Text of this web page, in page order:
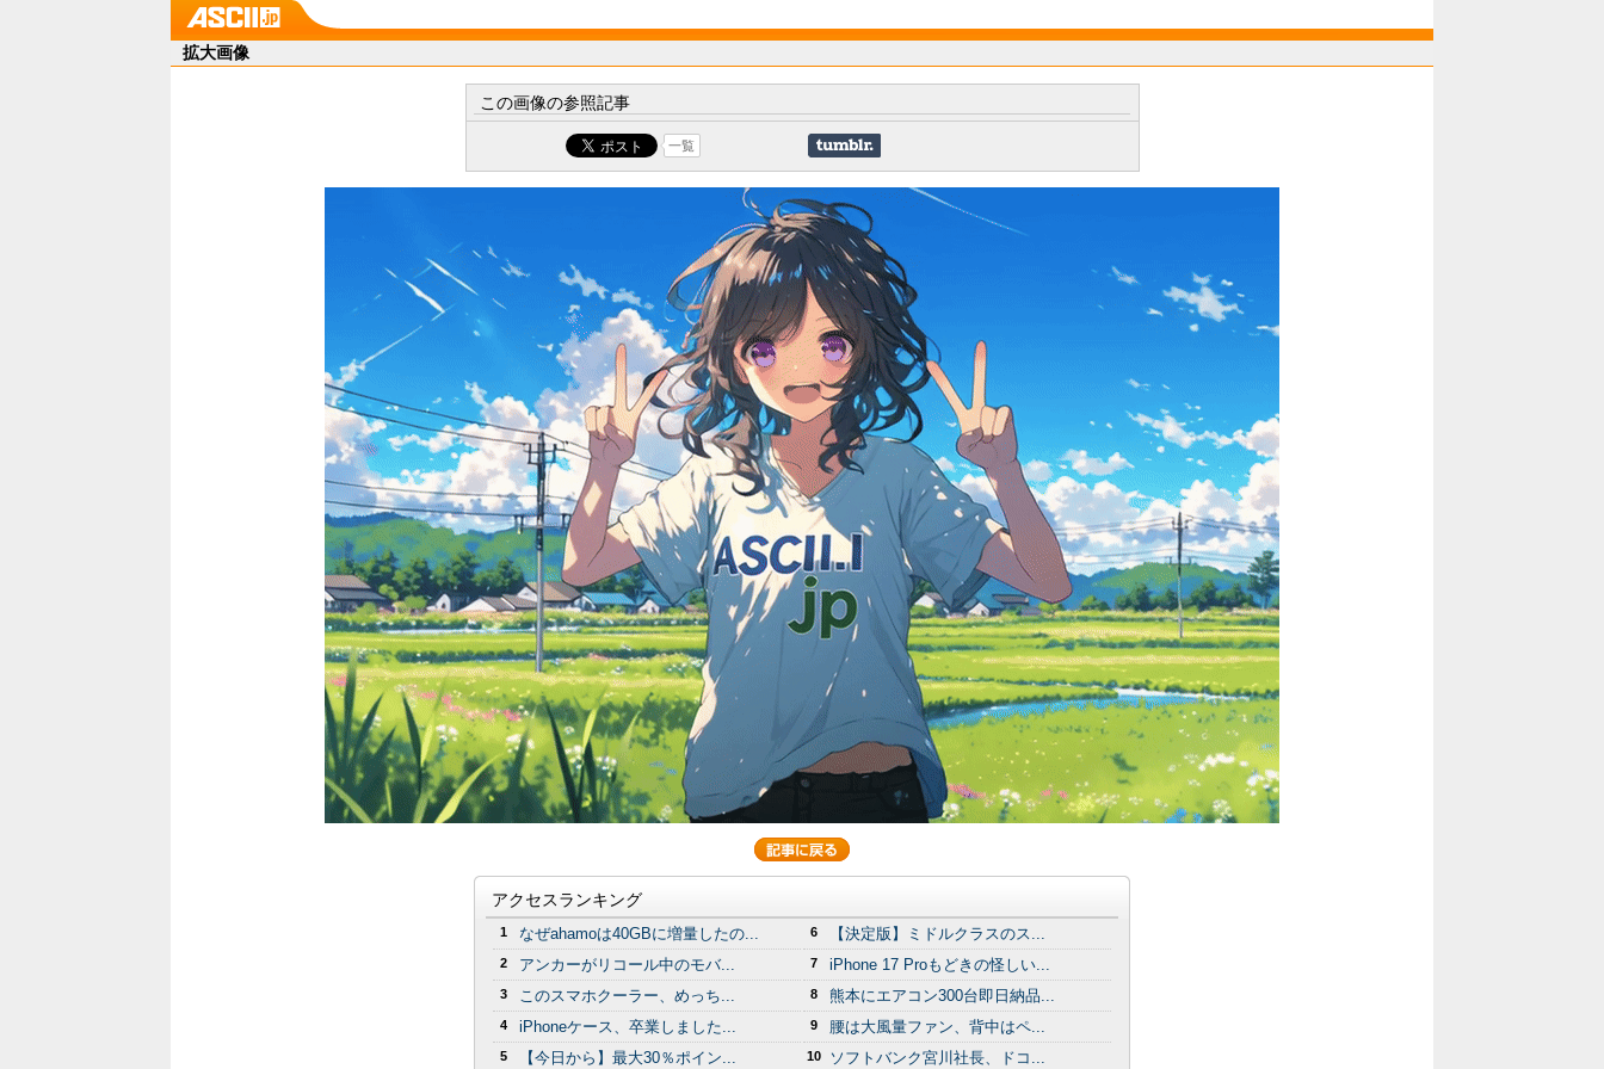
拡大画像
この画像の参照記事
一覧
アクセスランキング
1 なぜahamoは40GBに増量したの...
2 アンカーがリコール中のモバ...
3 このスマホクーラー、めっち...
4 iPhoneケース、卒業しました...
5 【今日から】最大30％ポイン...
6 【決定版】ミドルクラスのス...
7 iPhone 17 Proもどきの怪しい...
8 熊本にエアコン300台即日納品...
9 腰は大風量ファン、背中はペ...
10 ソフトバンク宮川社長、ドコ...